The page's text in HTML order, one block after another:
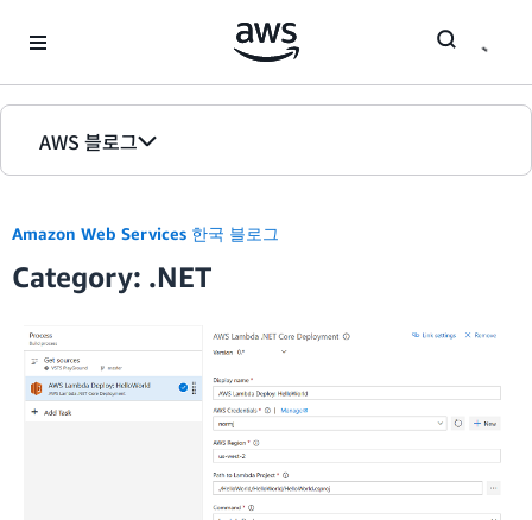
AWS 블로그
에디션
Amazon Web Services 한국 블로그
Category: .NET